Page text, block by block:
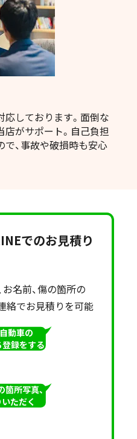
しております。面倒な
がサポート。自己負担
、事故や破損時も安心
でのお見積り
名前、傷の箇所の
絡でお見積りを可能
動車の
登録をする
箇所写真、
ただく